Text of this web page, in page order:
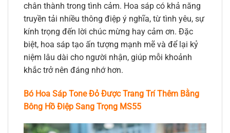
chân thành trong tình cảm. Hoa sáp có khả năng
truyền tải nhiều thông điệp ý nghĩa, từ tình yêu, sự
kính trọng đến lời chúc mừng hay cảm ơn. Đặc
biệt, hoa sáp tạo ấn tượng mạnh mẽ và để lại kỷ
niệm lâu dài cho người nhận, giúp mỗi khoảnh
khắc trở nên đáng nhớ hơn.
Bó Hoa Sáp Tone Đỏ Được Trang Trí Thêm Bằng
Bông Hồ Điệp Sang Trọng MS55